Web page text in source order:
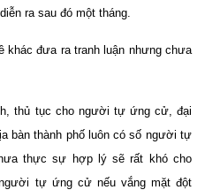
ra sau đó một tháng.
khác đưa ra tranh luận nhưng chưa
thủ tục cho người tự ứng cử, đại
bàn thành phố luôn có số người tự
thực sự hợp lý sẽ rất khó cho
tự ứng cử nếu vắng mặt đột